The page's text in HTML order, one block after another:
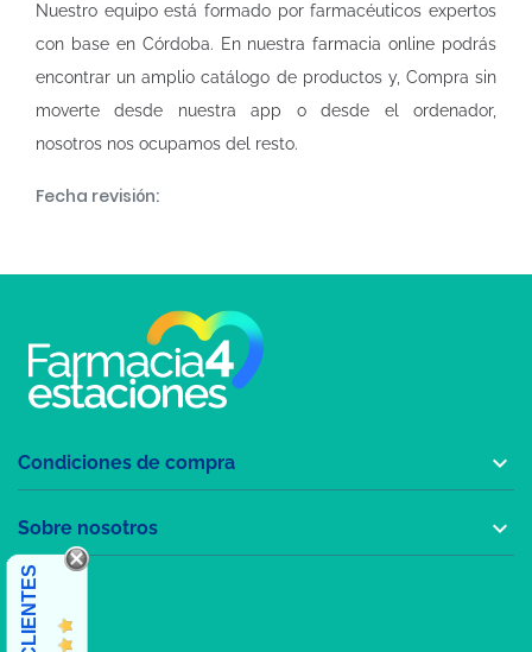
Nuestro equipo está formado por farmacéuticos expertos
con base en Córdoba. En nuestrafarmacia online podrás
encontrar un amplio catálogo de productos y, Compra sin
moverte desde nuestra app o desde el ordenador,
nosotros nos ocupamos del resto.
Fecha revisión:
Condiciones de compra 
Sobre nosotros 